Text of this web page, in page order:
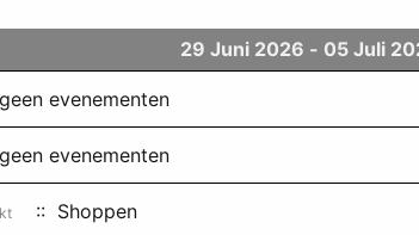
29 Juni 2026 - 05 Juli
evenementen
evenementen
:: Shoppen